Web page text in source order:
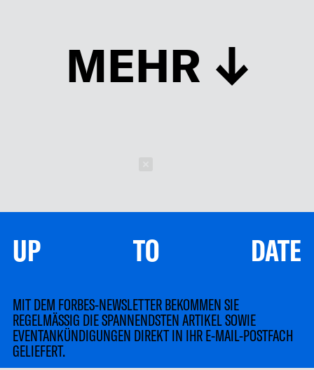
MEHR
UP TO DATE
MIT DEM FORBES-NEWSLETTER BEKOMMEN SIE
REGELMÄSSIG DIE SPANNENDSTEN ARTIKEL SOWIE
EVENTANKÜNDIGUNGEN DIREKT IN IHR E-MAIL-POSTFACH
GELIEFERT.